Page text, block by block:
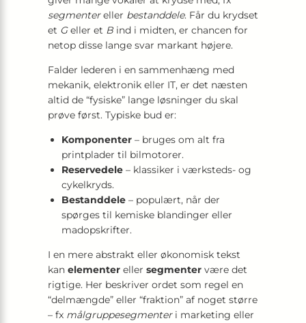
segmentereller bestanddele. Får du krydset
et Geller et B ind i midten, er chancen for
netop disse lange svar markant højere.
Falder lederen i en sammenhæng med
mekanik, elektronik eller IT, er det næsten
altid de “fysiske” lange løsninger du skal
prøve først. Typiske bud er:
Komponenter – bruges om alt fra
printplader til bilmotorer.
Reservedele – klassiker i værksteds- og
cykelkryds.
Bestanddele – populært, når der
spørges til kemiske blandinger eller
madopskrifter.
I en mere abstrakt eller økonomisk tekst
kan elementer eller segmenter være det
rigtige. Her beskriver ordet som regel en
“delmængde” eller “fraktion” af noget større
– fx målgruppesegmenteri marketing eller